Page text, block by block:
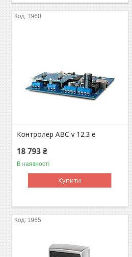
1960
Контролер ABC v 12.3 e
18 793 ₴
В наявності
Купити
1965